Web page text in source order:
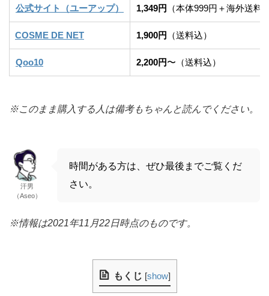
公式サイト（ユーアップ） 1,349円 （本体999円＋海外送料
COSME DE NET 1,900円 （送料込）
Qoo10 2,200円〜（送料込）
※このまま購入する人は備考もちゃんと読んでください。
汗男
（Aseo）
時間がある方は、ぜひ最後までご覧くだ
さい。
※情報は2021年11月22日時点のものです。
もくじ [show]